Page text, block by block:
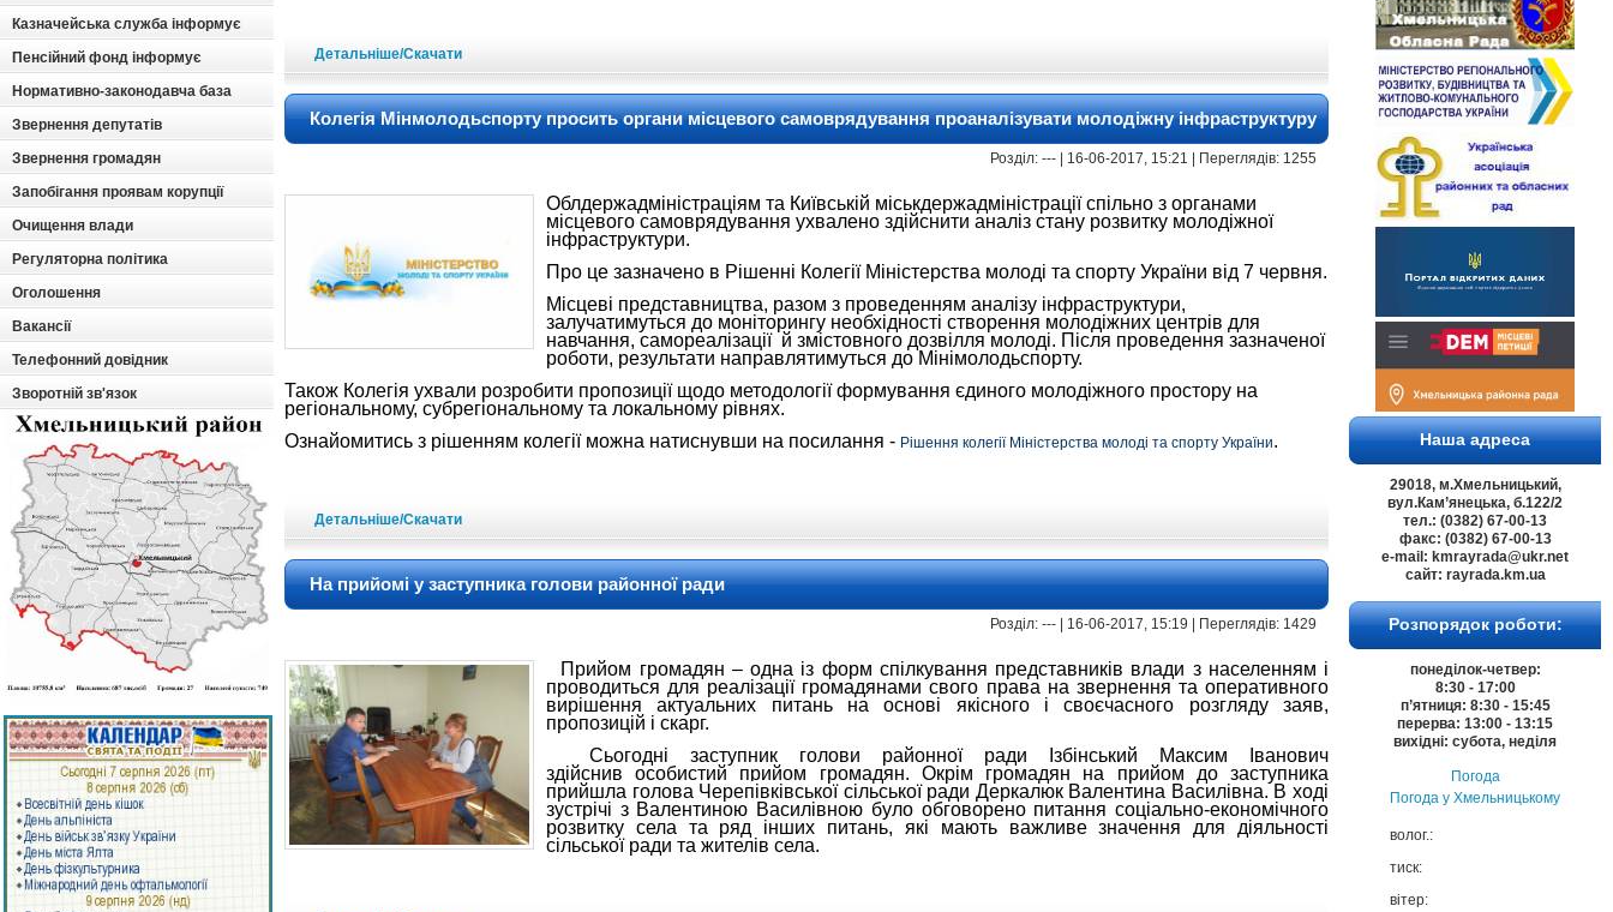
Казначейська служба інформує
Пенсійний фонд інформує
Нормативно-законодавча база
Звернення депутатів
Звернення громадян
Запобігання проявам корупції
Очищення влади
Регуляторна політика
Оголошення
Вакансії
Телефонний довідник
Зворотній зв'язок
Наша адреса
29018, м.Хмельницький,
вул.Кам’янецька, б.122/2
тел.: (0382) 67-00-13
факс: (0382) 67-00-13
e-mail: kmrayrada@ukr.net
сайт: rayrada.km.ua
Розпорядок роботи:
понеділок-четвер:
8:30 - 17:00
п’ятниця: 8:30 - 15:45
перерва: 13:00 - 13:15
вихідні: субота, неділя
Погода
Погода у Хмельницькому
волог.:
тиск:
вітер:
Детальніше/Скачати
Колегія Мінмолодьспорту просить органи місцевого самоврядування проаналізувати молодіжну інфраструктуру
Розділ: --- | 16-06-2017, 15:21 | Переглядів: 1255
Облдержадміністраціям та Київській міськдержадміністрації спільно з органами
місцевого самоврядування ухвалено здійснити аналіз стану розвитку молодіжної
інфраструктури.
Про це зазначено в Рішенні Колегії Міністерства молоді та спорту України від 7 червня.
Місцеві представництва, разом з проведенням аналізу інфраструктури,
залучатимуться до моніторингу необхідності створення молодіжних центрів для
навчання, самореалізації й змістовного дозвілля молоді. Після проведення зазначеної
роботи, результати направлятимуться до Мінімолодьспорту.
Також Колегія ухвали розробити пропозиції щодо методології формування єдиного молодіжного простору на
регіональному, субрегіональному та локальному рівнях.
Ознайомитись з рішенням колегії можна натиснувши на посилання - Рішення колегії Міністерства молоді та спорту України.
Детальніше/Скачати
На прийомі у заступника голови районної ради
Розділ: --- | 16-06-2017, 15:19 | Переглядів: 1429
Прийом громадян – одна із форм спілкування представників влади з населенням і
проводиться для реалізації громадянами свого права на звернення та оперативного
вирішення актуальних питань на основі якісного і своєчасного розгляду заяв,
пропозицій і скарг.
Сьогодні заступник голови районної ради Ізбінський Максим Іванович
здійснив особистий прийом громадян. Окрім громадян на прийом до заступника
прийшла голова Черепівківської сільської ради Деркалюк Валентина Василівна. В ході
зустрічі з Валентиною Василівною було обговорено питання соціально-економічного
розвитку села та ряд інших питань, які мають важливе значення для діяльності
сільської ради та жителів села.